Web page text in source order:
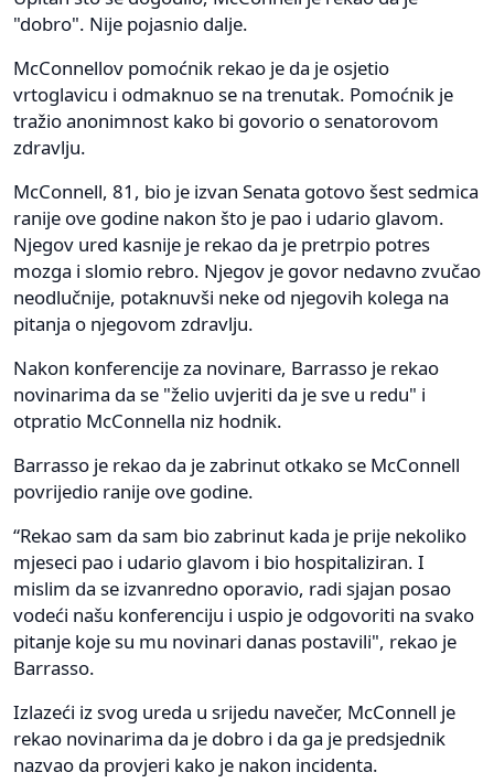
"dobro". Nije pojasnio dalje.
McConnellov pomoćnik rekao je da je osjetio
vrtoglavicu i odmaknuo se na trenutak. Pomoćnik je
tražio anonimnost kako bi govorio o senatorovom
zdravlju.
McConnell, 81, bio je izvan Senata gotovo šest sedmica
ranije ove godine nakon što je pao i udario glavom.
Njegov ured kasnije je rekao da je pretrpio potres
mozga i slomio rebro. Njegov je govor nedavno zvučao
neodlučnije, potaknuvši neke od njegovih kolega na
pitanja o njegovom zdravlju.
Nakon konferencije za novinare, Barrasso je rekao
novinarima da se "želio uvjeriti da je sve u redu" i
otpratio McConnella niz hodnik.
Barrasso je rekao da je zabrinut otkako se McConnell
povrijedio ranije ove godine.
“Rekao sam da sam bio zabrinut kada je prije nekoliko
mjeseci pao i udario glavom i bio hospitaliziran. I
mislim da se izvanredno oporavio, radi sjajan posao
vodeći našu konferenciju i uspio je odgovoriti na svako
pitanje koje su mu novinari danas postavili", rekao je
Barrasso.
Izlazeći iz svog ureda u srijedu navečer, McConnell je
rekao novinarima da je dobro i da ga je predsjednik
nazvao da provjeri kako je nakon incidenta.